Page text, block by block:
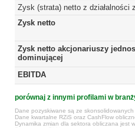
Zysk (strata) netto z działalności
Zysk netto
Zysk netto akcjonariuszy
dominującej
EBITDA
porównaj z innymi profilami w
Dane pozyskiwane są ze
Dane kwartalne RZiS oraz CashFlow
Dynamika zmian dla sektora obliczana jest